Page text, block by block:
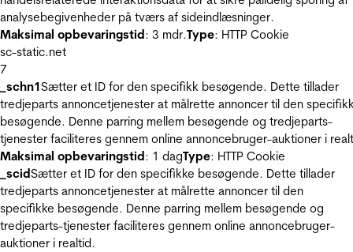
analysebegivenheder på tværs af sideindlæsninger.
Maksimal opbevaringstid: 3 mdr.Type: HTTP Cookie
sc-static.net
7
_schn1Sætter et ID for den specifikk besøgende. Dette tillader
tredjeparts annoncetjenester at målrette annoncer til den
besøgende. Denne parring mellem besøgende og tredjeparts-
tjenester faciliteres gennem online annoncebruger-auktioner i
Maksimal opbevaringstid: 1 dagType: HTTP Cookie
_scidSætter et ID for den specifikke besøgende. Dette tillader
tredjeparts annoncetjenester at målrette annoncer til den
specifikke besøgende. Denne parring mellem besøgende og
tredjeparts-tjenester faciliteres gennem online annoncebruger-
auktioner i realtid.